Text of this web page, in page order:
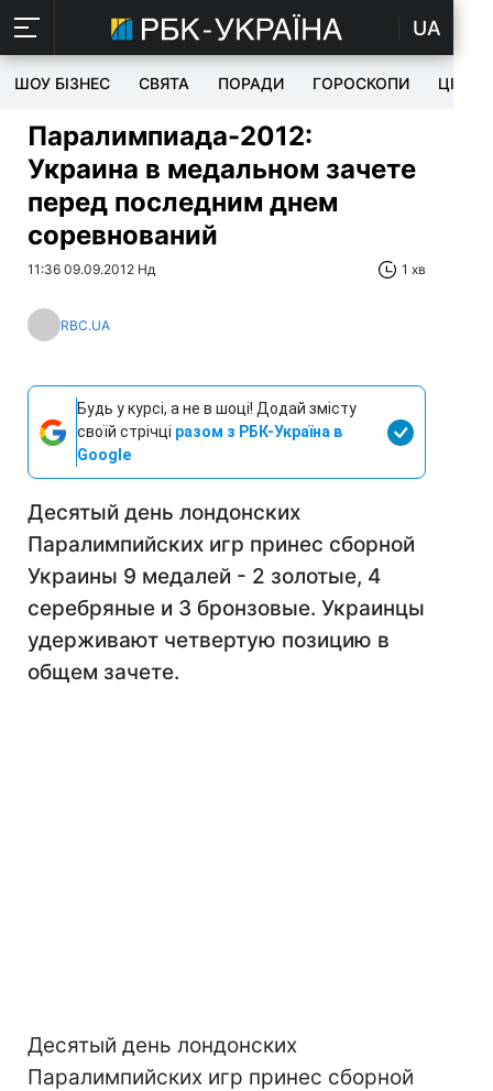
UA
ШОУ БІЗНЕС СВЯТА ПОРАДИ ГОРОСКОПИ ЦІКАВЕ
Паралимпиада-2012:
Украина в медальном зачете
перед последним днем
соревнований
11:36 09.09.2012 Нд 1 хв
RBC.UA
Будь у курсі, а не в шоці! Додай змісту
своїй стрічці разом з РБК-Україна в
Google
Десятый день лондонских
Паралимпийских игр принес сборной
Украины 9 медалей - 2 золотые, 4
серебряные и 3 бронзовые. Украинцы
удерживают четвертую позицию в
общем зачете.
Десятый день лондонских
Паралимпийских игр принес сборной